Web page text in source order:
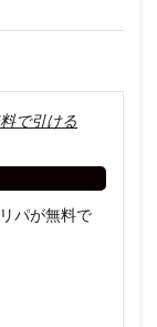
で引ける
パが無料で